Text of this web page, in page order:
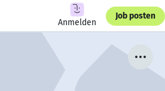
Anmelden
Job posten